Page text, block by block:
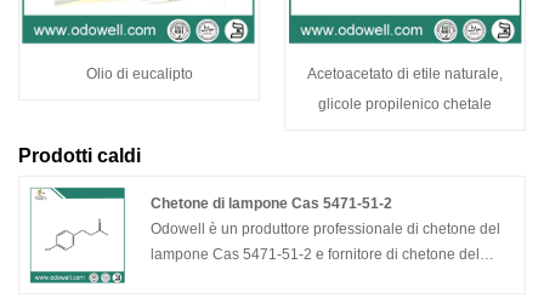
Olio di eucalipto
Acetoacetato di etile naturale,
glicole propilenico chetale
Prodotti caldi
Chetone di lampone Cas 5471-51-2
Odowell è un produttore professionale di chetone del
lampone Cas 5471-51-2 e fornitore di chetone del